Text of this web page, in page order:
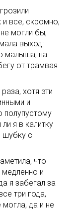
и все, скромно,
могли бы,
выход:
малыша, на
от трамвая
хотя эти
и
полупустому
я в калитку
шубку с
что
медленно и
я забегал за
три года,
да и не